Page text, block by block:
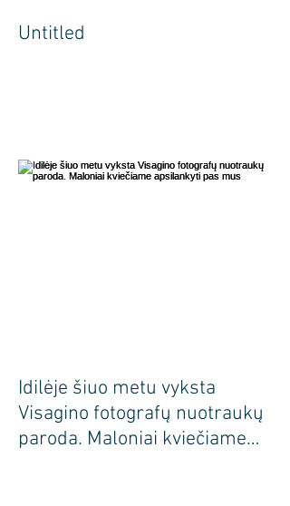
Untitled
Idilėje šiuo metu vyksta
Visagino fotografų nuotraukų
paroda. Maloniai kviečiame